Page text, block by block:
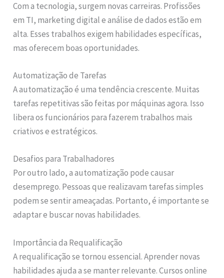
Com a tecnologia, surgem novas carreiras. Profissões
em TI, marketing digital e análise de dados estão em
alta. Esses trabalhos exigem habilidades específicas,
mas oferecem boas oportunidades.
Automatização de Tarefas
A automatização é uma tendência crescente. Muitas
tarefas repetitivas são feitas por máquinas agora. Isso
libera os funcionários para fazerem trabalhos mais
criativos e estratégicos.
Desafios para Trabalhadores
Por outro lado, a automatização pode causar
desemprego. Pessoas que realizavam tarefas simples
podem se sentir ameaçadas. Portanto, é importante se
adaptar e buscar novas habilidades.
Importância da Requalificação
A requalificação se tornou essencial. Aprender novas
habilidades ajuda a se manter relevante. Cursos online